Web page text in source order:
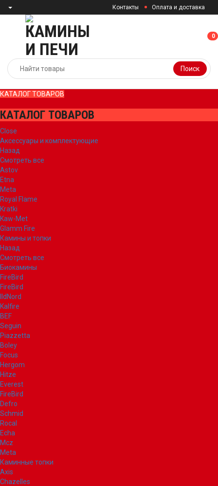
Контакты Оплата и доставка
Поиск
00
КАТАЛОГ ТОВАРОВ
КАТАЛОГ ТОВАРОВ
Close
Аксессуары и комплектующие
Назад
Смотреть все
Astov
Etna
Meta
Royal Flame
Kratki
Kaw-Met
Glamm Fire
Камины и топки
Назад
Смотреть все
Биокамины
FireBird
FireBird
IldNord
Kalfire
BEF
Seguin
Piazzetta
Boley
Focus
Hergom
Hitze
Everest
FireBird
Defro
Schmid
Rocal
Echa
Mcz
Meta
Каминные топки
Axis
Chazelles